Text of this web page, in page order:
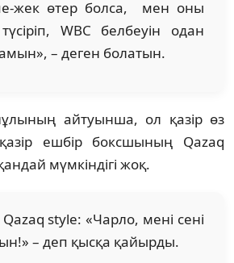
жек өтер болса, мен оны
WBC белбеуін одан
– деген болатын.
айтуынша, ол қазір өз
ешбір боксшының Qazaq
мүмкіндігі жоқ.
style: «Чарло, мені сені
– деп қысқа қайырды.